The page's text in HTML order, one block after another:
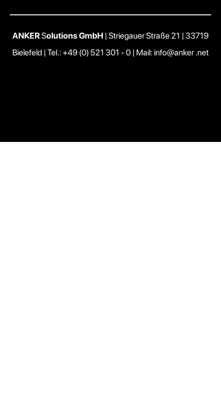
ANKERSolutions GmbH | Striegauer Straße 21 | 33719
Bielefeld | Tel.: +49 (0) 521 301 - 0 | Mail: info@anker .net